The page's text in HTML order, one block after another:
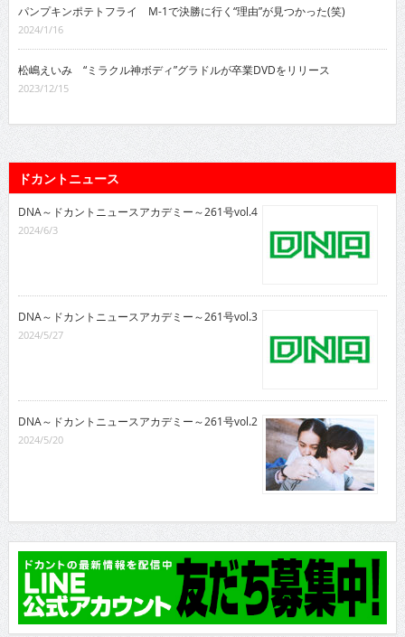
パンプキンポテトフライ M-1で決勝に行く“理由”が見つかった(笑)
2024/1/16
松嶋えいみ “ミラクル神ボディ”グラドルが卒業DVDをリリース
2023/12/15
ドカントニュース
DNA～ドカントニュースアカデミー～261号vol.4
2024/6/3
DNA～ドカントニュースアカデミー～261号vol.3
2024/5/27
DNA～ドカントニュースアカデミー～261号vol.2
2024/5/20